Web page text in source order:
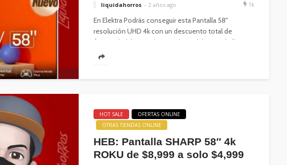
liquidahorros 2 años ago 1k
En Elektra Podrás conseguir esta Pantalla 58"
resolución UHD 4k con un descuento total de
$11,409 (adsbygoogle = window.adsbygoogle ||...
HOT SALE
OFERTAS ONLINE
OTRAS TIENDAS ONLINE
HEB: Pantalla SHARP 58″ 4k
ROKU de $8,999 a solo $4,999